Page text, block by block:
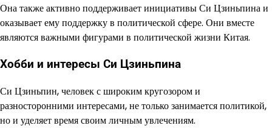
Она также активно поддерживает инициативы Си Цзиньпина и
оказывает ему поддержку в политической сфере. Они вместе
являются важными фигурами в политической жизни Китая.
Хобби и интересы Си Цзиньпина
Си Цзиньпин, человек с широким кругозором и
разносторонними интересами, не только занимается политикой,
но и уделяет время своим личным увлечениям.